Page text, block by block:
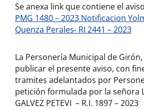
Se anexa link que contiene el
PMG 1480 – 2023 Notificacion
Quenza Perales- RI 2441 – 2023
La Personería Municipal de
publicar el presente aviso, con
tramites adelantados por
petición formulada por la señora
GALVEZ PETEVI – R.I. 1897 – 2023